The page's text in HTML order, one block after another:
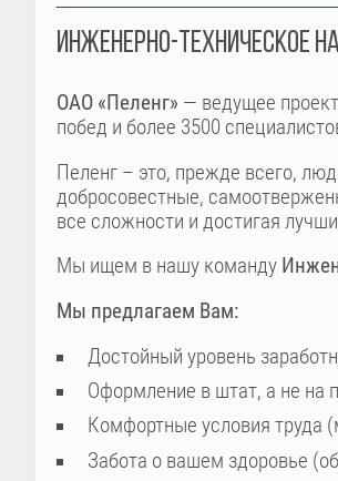
ИНЖЕНЕРНО-ТЕХНИЧЕСКОЕ
ОАО «Пеленг» — ведущее
побед и более 3500
Пеленг – это, прежде всего,
добросовестные,
все сложности и достигая
Мы ищем в нашу команду
Мы предлагаем Вам:
Достойный уровень
Оформление в штат, а не на
Комфортные условия труда
Забота о вашем здоровье